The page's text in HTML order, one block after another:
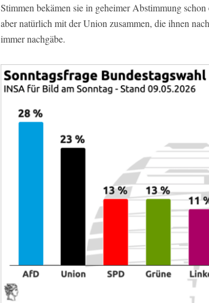
Stimmen bekämen sie in geheimer Abstimmung
aber natürlich mit der Union zusammen, die ihnen
immer nachgäbe.